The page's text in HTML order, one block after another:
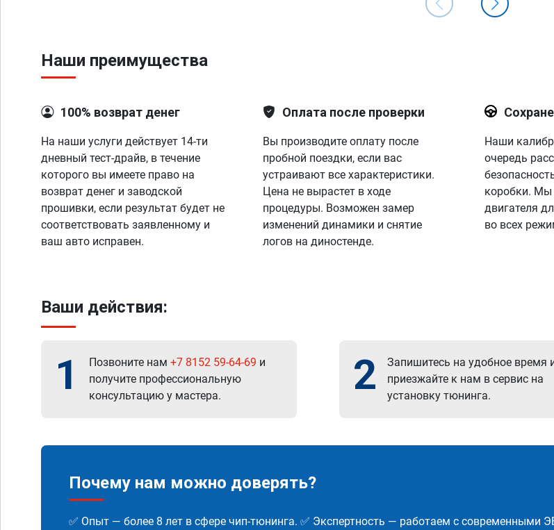
Наши преимущества
100% возврат денег
На наши услуги действует 14-ти
дневный тест-драйв, в течение
которого вы имеете право на
возврат денег и заводской
прошивки, если результат будет не
соответствовать заявленному и
ваш авто исправен.
Оплата после проверки
Вы производите оплату после
пробной поездки, если вас
устраивают все характеристики.
Цена не вырастет в ходе
процедуры. Возможен замер
изменений динамики и снятие
логов на диностенде.
Наши
очередь
коробки. Мы
двигателя
во всех
Ваши действия:
1 Позвоните нам +7 8152 59-64-69 и
получите профессиональную
консультацию у мастера.
2
Запишитесь на удобное время
приезжайте к нам в сервис на
установку тюнинга.
Почему нам можно доверять?
✅ Опыт — более 8 лет в сфере чип-тюнинга. ✅ Экспертность — работаем с современными